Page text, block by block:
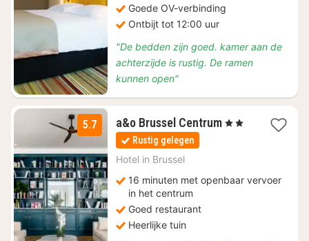
Goede OV-verbinding
Ontbijt tot 12:00 uur
"De bedden zijn goed. kamer aan de
achterzijde is rustig. De ramen
kunnen open"
5.7 a&o Brussel Centrum2
, 2 Sterren
Rustig gelegen
Hotel in Brussel
16 minuten met openbaar vervoer
in het centrum
Goed restaurant
Heerlijke tuin